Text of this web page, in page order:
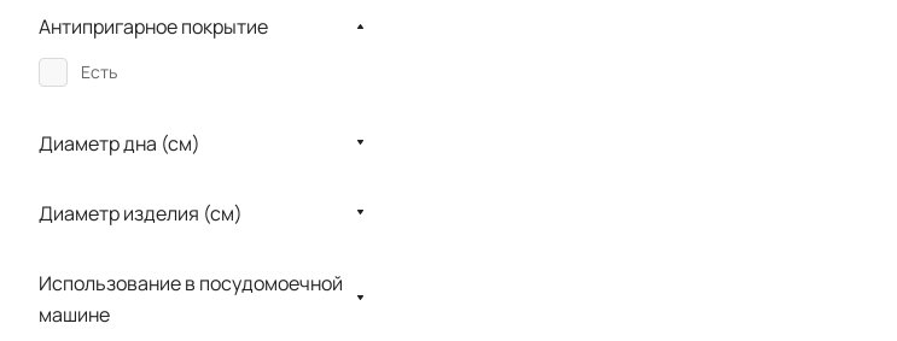
Антипригарное покрытие
Есть
Диаметр дна (см)
Диаметр изделия (см)
Использование в посудомоечной
машине